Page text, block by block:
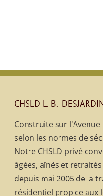
CHSLD L.-B.-
Construite sur l'Avenue
selon les normes de
Notre CHSLD privé
âgées, aînés et
depuis mai 2005 de la
résidentiel propice aux